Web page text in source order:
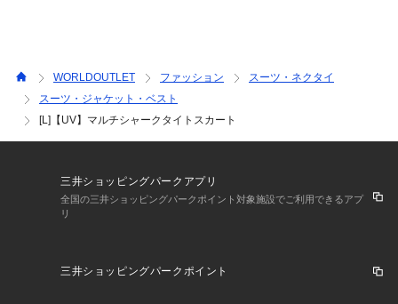
サイズ違いの商品もご用意しております。
R:127-71004 S:127-71604
※ラージサイズの表記が、号数表記となりました。
41⇒12号　42⇒13号　44⇒15号　46⇒17号　48⇒19号
※12[LL]・13[LL]は、共に[LL]サイズとなりますが、それぞ
WORLDOUTLET ファッション
スーツ・ネクタイ
スーツ・ジャケット・ベスト
[L]【UV】マルチシャークタイトスカート
三井ショッピングパークアプリ
全国の三井ショッピングパークポイント対象施設でご利用できるアプ
リ
三井ショッピングパークポイント